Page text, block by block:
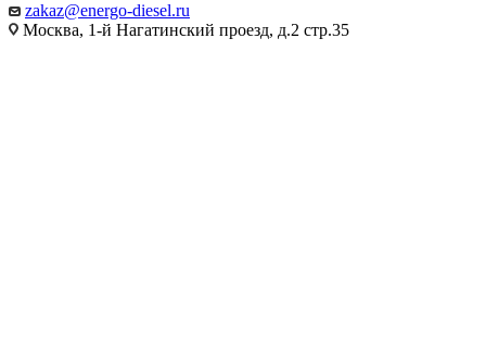
zakaz@energo-diesel.ru
Москва, 1-й Нагатинский проезд, д.2 стр.35